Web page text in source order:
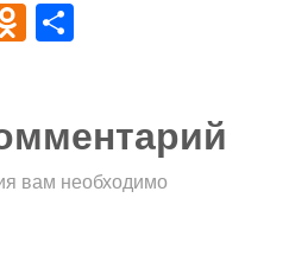
Odnoklassniki
вам необходимо